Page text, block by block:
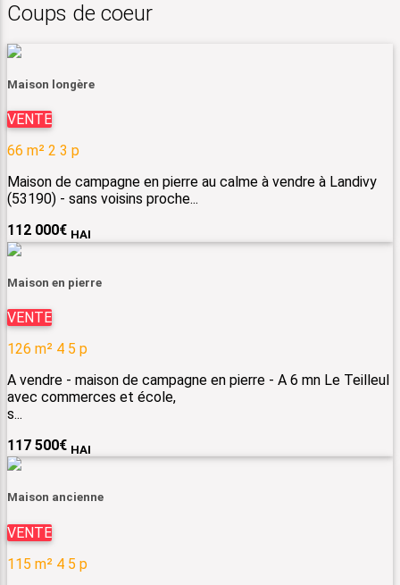
Coups de coeur
Maison longère
VENTE
66 m² 2 3 p
Maison de campagne en pierre au calme à vendre à Landivy
(53190) - sans voisins proche...
112 000€ HAI
Maison en pierre
VENTE
126 m² 4 5 p
A vendre - maison de campagne en pierre - A 6 mn Le Teilleul
avec commerces et école,
s...
117 500€ HAI
Maison ancienne
VENTE
115 m² 4 5 p